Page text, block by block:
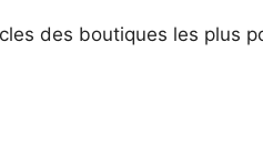
des boutiques les plus